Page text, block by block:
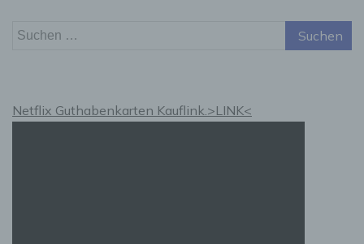
Suchen
Netflix Guthabenkarten Kauflink.>LINK<